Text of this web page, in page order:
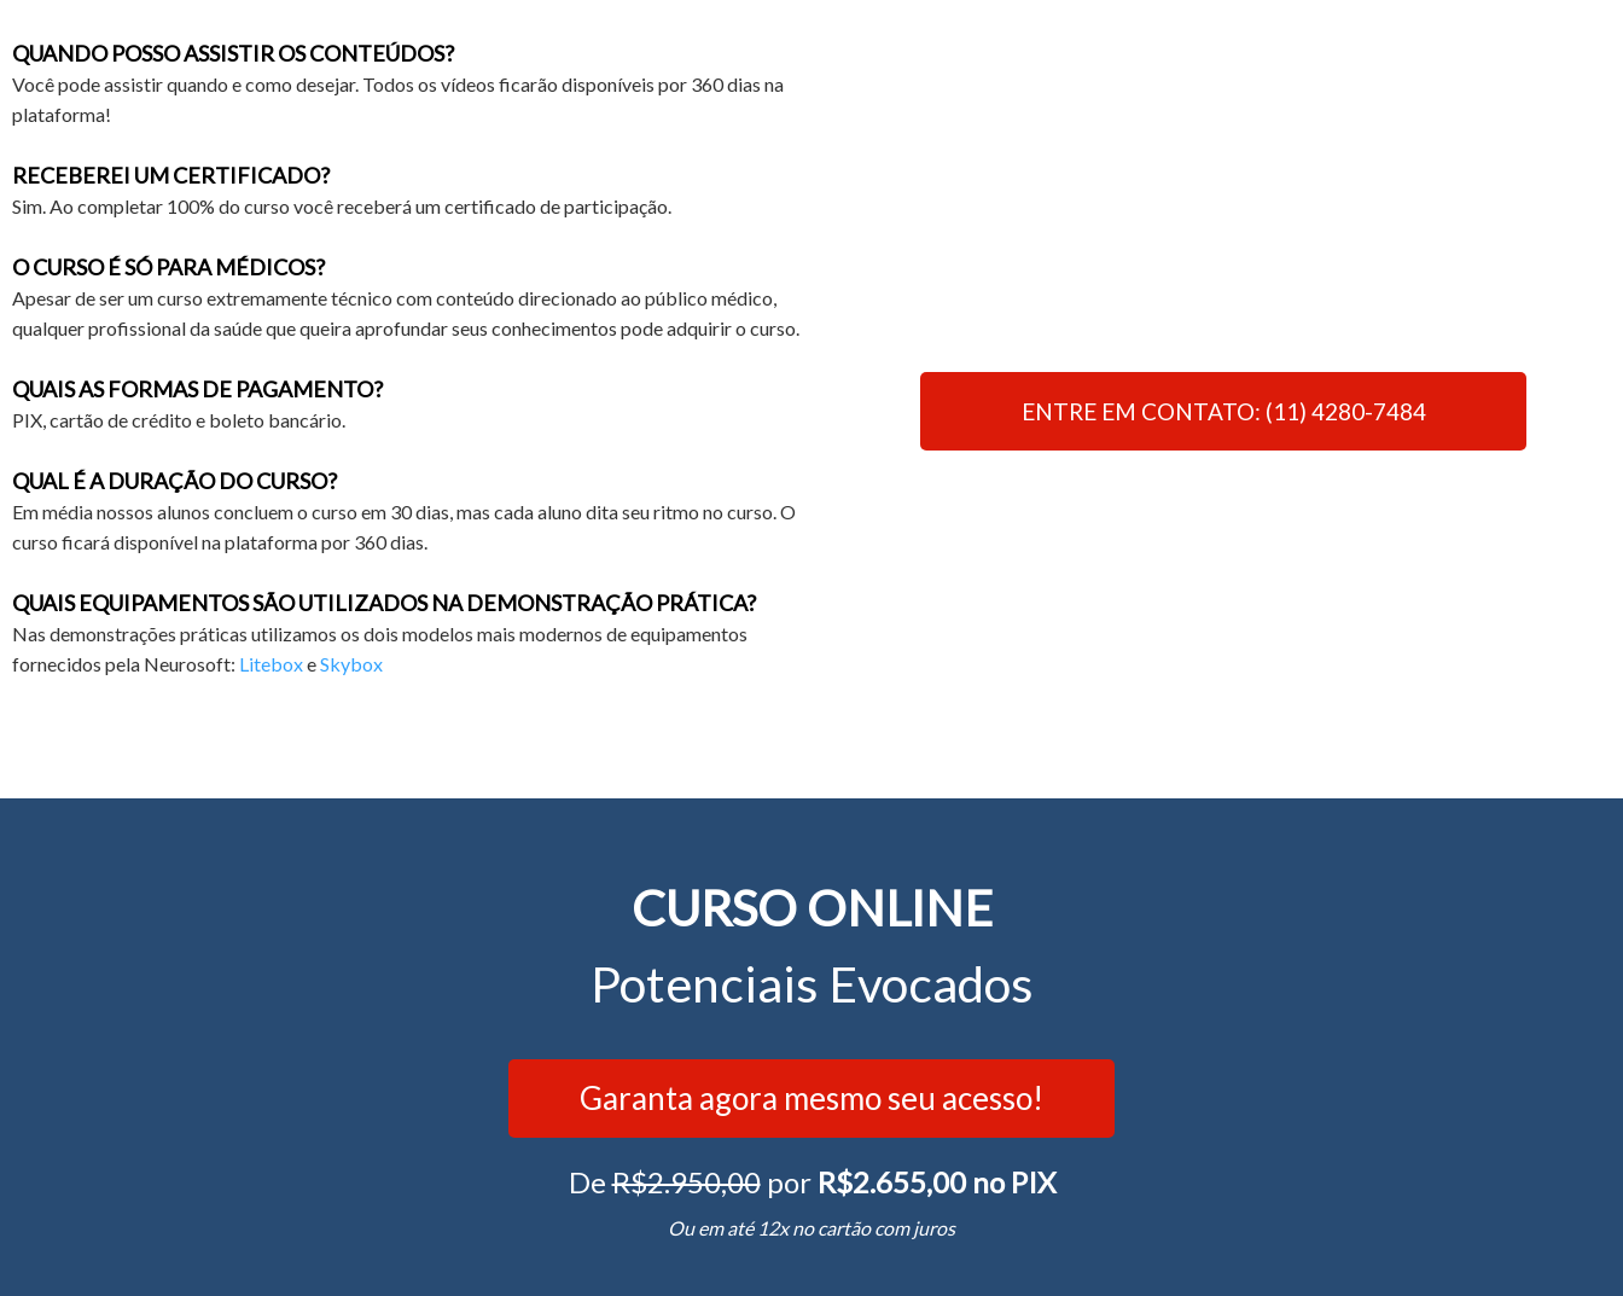
QUANDO POSSO ASSISTIR OS CONTEÚDOS?
Você pode assistir quando e como desejar. Todos os vídeos ficarão disponíveis por 360 dias na
plataforma!
RECEBEREI UM CERTIFICADO?
Sim. Ao completar 100% do curso você receberá um certificado de participação.
O CURSO É SÓ PARA MÉDICOS?
Apesar de ser um curso extremamente técnico com conteúdo direcionado ao público médico,
qualquer profissional da saúde que queira aprofundar seus conhecimentos pode adquirir o curso.
QUAIS AS FORMAS DE PAGAMENTO?
PIX, cartão de crédito e boleto bancário.
QUAL É A DURAÇÃO DO CURSO?
Em média nossos alunos concluem o curso em 30 dias, mas cada aluno dita seu ritmo no curso. O
curso ficará disponível na plataforma por 360 dias.
QUAIS EQUIPAMENTOS SÃO UTILIZADOS NA DEMONSTRAÇÃO PRÁTICA?
Nas demonstrações práticas utilizamos os dois modelos mais modernos de equipamentos
fornecidos pela Neurosoft: LiteboxeSkybox
ENTRE EM CONTATO: (11) 4280-7484
CURSO ONLINE
Potenciais Evocados
Garanta agora mesmo seu acesso!
DeR$2.950,00por R$2.655,00 no PIX
Ou em até 12x no cartão com juros